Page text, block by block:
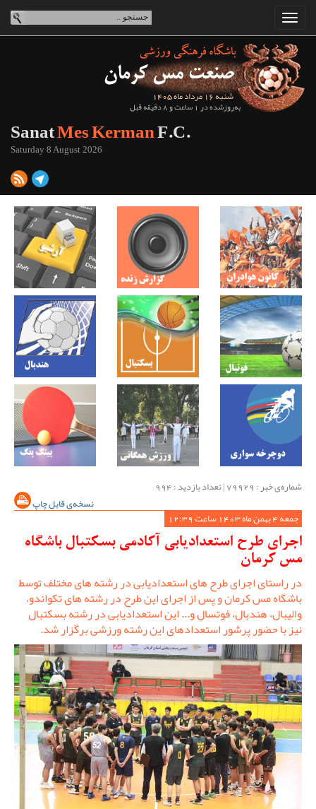
شنبه 16 مرداد ماه 1405
به‌روزشده در 1 ساعت و 8 دقیقه قبل
SanatMes KermanF.C.
Saturday 8 August 2026
شماره‌ی خبر : ‌79929 | تعداد بازدید : 994
نسخه‌ی قابل چاپ
جمعه 4 بهمن ماه 1403 ساعت 12:39
اجرای طرح استعدادیابی آکادمی بسکتبال باشگاه
مس کرمان
در راستای اجرای طرح های استعدادیابی در رشته های مختلف توسط
باشگاه مس کرمان و پس از اجرای این طرح در رشته های تکواندو،
والیبال، هندبال، فوتسال و... این استعدادیابی در رشته بسکتبال
نیز با حضور پرشور استعدادهای این رشته ورزشی برگزار شد.